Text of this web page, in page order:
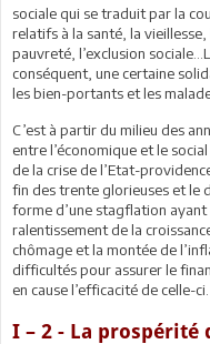
sociale qui se traduit par la
relatifs à la santé, la
pauvreté, l’exclusion
conséquent, une certaine
les bien-portants et les
C’est à partir du milieu des
entre l’économique et le
de la crise de l’Etat-
fin des trente glorieuses et le
forme d’une stagflation
ralentissement de la
chômage et la montée de
difficultés pour assurer le
en cause l’efficacité de celle-ci.
I – 2 - La prospérité